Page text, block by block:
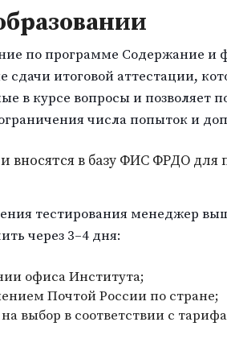
по программе Содержание и
сдачи итоговой аттестации,
в курсе вопросы и
числа попыток и
вносятся в базу ФИС ФРДО
тестирования менеджер
через 3–4 дня:
офиса Института;
Почтой России по стране;
выбор в соответствии с